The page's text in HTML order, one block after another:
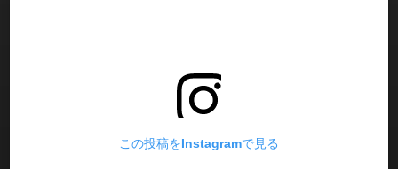
この投稿をInstagramで見る